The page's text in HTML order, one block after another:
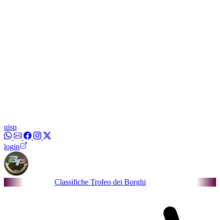
uisp
login
Classifiche Trofeo dei Borghi